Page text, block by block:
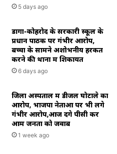
5 days ago
डोंगा-कोहरोद के सरकारी स्कूल के
प्रधान पाठक पर गंभीर आरोप,
बच्चों के सामने अशोभनीय हरकत
करने की थाना में शिकायत
6 days ago
जिला अस्पताल में डीजल घोटाले का
आरोप, भाजपा नेताओं पर भी लगे
गंभीर आरोप,आज देंगे पीसी कर
आम जनता को जवाब
1 week ago